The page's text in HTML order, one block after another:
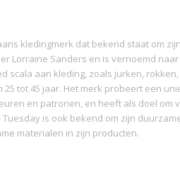
kledingmerk dat bekend staat om
Lorraine Sanders en is vernoemd
scala aan kleding, zoals jurken,
tot 45 jaar. Het merk probeert een
en patronen, en heeft als doel om
Tuesday is ook bekend om zijn
materialen in zijn producten.